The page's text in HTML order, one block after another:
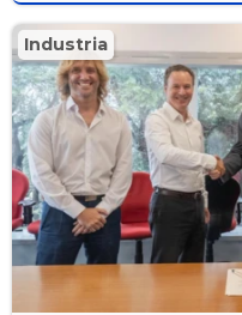
Industria